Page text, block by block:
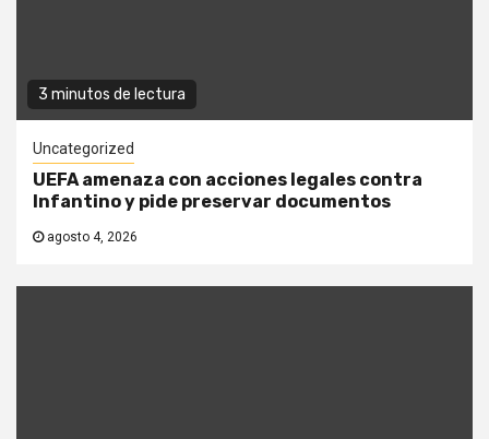
3 minutos de lectura
Uncategorized
UEFA amenaza con acciones legales contra
Infantino y pide preservar documentos
agosto 4, 2026